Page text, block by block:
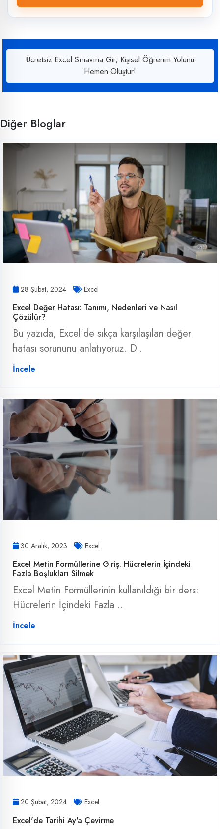
Ücretsiz Excel Sınavına Gir, Kişisel Öğrenim Yolunu
Hemen Oluştur!
Diğer Bloglar
28 Şubat, 2024 Excel
Excel Değer Hatası: Tanımı, Nedenleri ve Nasıl
Çözülür?
Bu yazıda, Excel'de sıkça karşılaşılan değer
hatası sorununu anlatıyoruz. D..
İncele
30 Aralık, 2023 Excel
Excel Metin Formüllerine Giriş: Hücrelerin İçindeki
Fazla Boşlukları Silmek
Excel Metin Formüllerinin kullanıldığı bir ders:
Hücrelerin İçindeki Fazla ..
İncele
20 Şubat, 2024 Excel
Excel'de Tarihi Ay'a Çevirme